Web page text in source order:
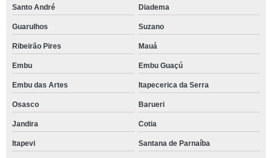
Santo André Diadema
Guarulhos Suzano
Ribeirão Pires Mauá
Embu Embu Guaçú
Embu das Artes Itapecerica da Serra
Osasco Barueri
Jandira Cotia
Itapevi Santana de Parnaíba